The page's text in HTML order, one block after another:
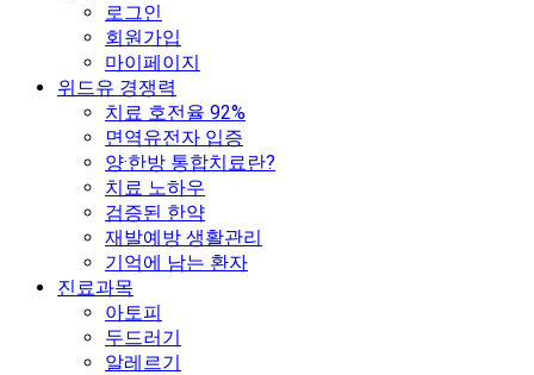
로그인
회원가입
마이페이지
위드유 경쟁력
치료 호전율 92%
면역유전자 입증
양·한방 통합치료란?
치료 노하우
검증된 한약
재발예방 생활관리
기억에 남는 환자
진료과목
아토피
두드러기
알레르기